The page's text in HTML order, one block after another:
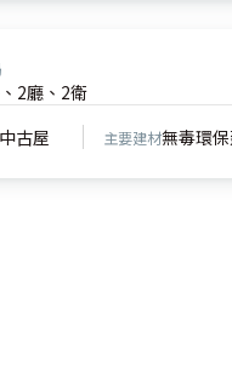
2廳、2衛
中古屋 主要建材無毒環